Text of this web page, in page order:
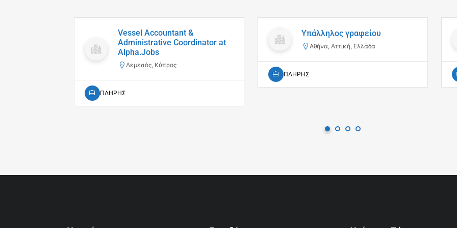
Vessel Accountant &
Administrative Coordinator at
Alpha.Jobs
Λεμεσός, Κύπρος
ΠΛΗΡΗΣ
Υπάλληλος γραφείου
Αθήνα, Αττική, Ελλάδα
ΠΛΗΡΗΣ